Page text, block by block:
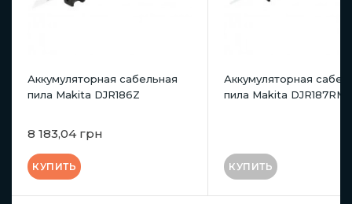
Аккумуляторная сабельная
пила Makita DJR186Z
8 183,04 грн
КУПИТЬ
Аккумуляторная
пила Makita DJR187RME
КУПИТЬ